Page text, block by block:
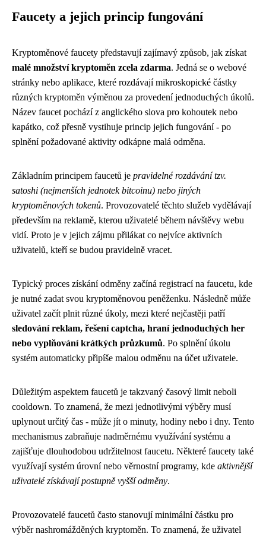
Faucety a jejich princip fungování
Kryptoměnové faucety představují zajímavý způsob, jak získat
malé množství kryptoměn zcela zdarma. Jedná se o webové
stránky nebo aplikace, které rozdávají mikroskopické částky
různých kryptoměn výměnou za provedení jednoduchých úkolů.
Název faucet pochází z anglického slova pro kohoutek nebo
kapátko, což přesně vystihuje princip jejich fungování - po
splnění požadované aktivity odkápne malá odměna.
Základním principem faucetů je pravidelné rozdávání tzv.
satoshi (nejmenších jednotek bitcoinu) nebo jiných
kryptoměnových tokenů. Provozovatelé těchto služeb vydělávají
především na reklamě, kterou uživatelé během návštěvy webu
vidí. Proto je v jejich zájmu přilákat co nejvíce aktivních
uživatelů, kteří se budou pravidelně vracet.
Typický proces získání odměny začíná registrací na faucetu, kde
je nutné zadat svou kryptoměnovou peněženku. Následně může
uživatel začít plnit různé úkoly, mezi které nejčastěji patří
sledování reklam, řešení captcha, hraní jednoduchých her
nebo vyplňování krátkých průzkumů. Po splnění úkolu
systém automaticky připíše malou odměnu na účet uživatele.
Důležitým aspektem faucetů je takzvaný časový limit neboli
cooldown. To znamená, že mezi jednotlivými výběry musí
uplynout určitý čas - může jít o minuty, hodiny nebo i dny. Tento
mechanismus zabraňuje nadměrnému využívání systému a
zajišťuje dlouhodobou udržitelnost faucetu. Některé faucety také
využívají systém úrovní nebo věrnostní programy, kde aktivnější
uživatelé získávají postupně vyšší odměny.
Provozovatelé faucetů často stanovují minimální částku pro
výběr nashromážděných kryptoměn. To znamená, že uživatel